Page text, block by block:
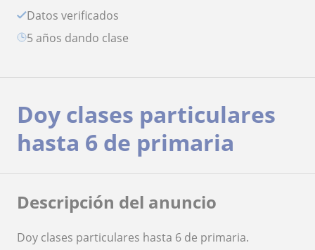
Datos verificados
5 años dando clase
Doy clases particulares
hasta 6 de primaria
Descripción del anuncio
Doy clases particulares hasta 6 de primaria.